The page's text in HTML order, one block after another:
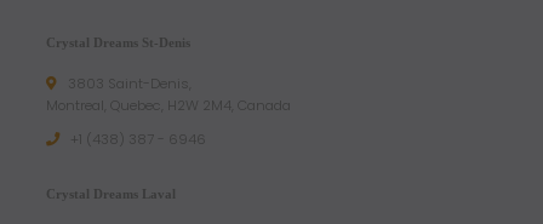
Crystal Dreams St-Denis
3803 Saint-Denis,
Montreal, Quebec, H2W 2M4, Canada
+1 (438) 387 - 6946
Crystal Dreams Laval